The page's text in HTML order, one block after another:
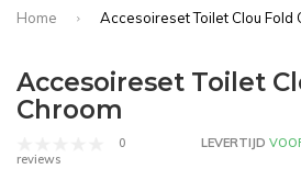
Home
Accesoireset Toilet Clou Fold
Accesoireset Toilet
Chroom
0
reviews
LEVERTIJD